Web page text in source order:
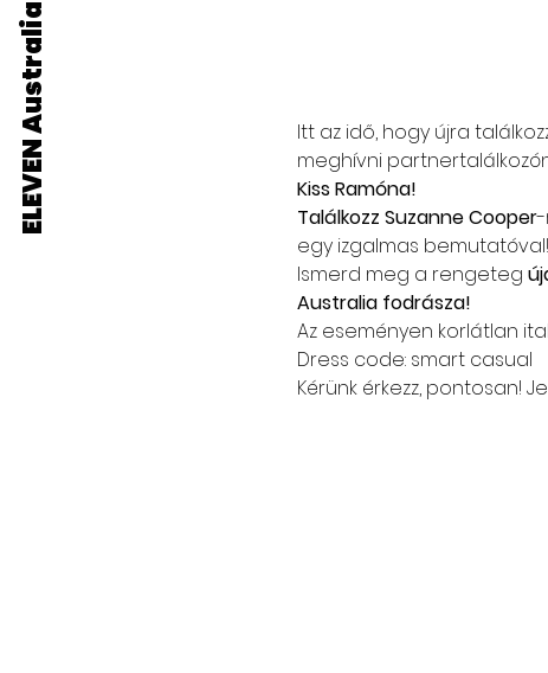
ELEVEN Australia
Itt az idő, hogy újra
meghívni
Kiss Ramóna!
Találkozz Suzanne Cooper
egy izgalmas bemutatóval!
Ismerd meg a rengeteg
Australia fodrásza!
Az eseményen korlátlan
Dress code: smart casual
Kérünk érkezz, pontosan!